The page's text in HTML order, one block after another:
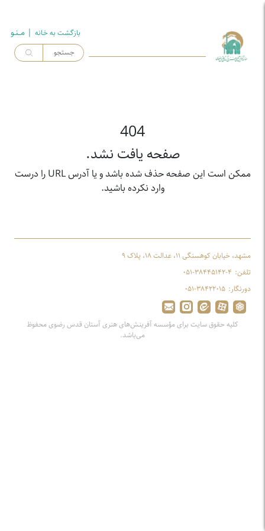
بازگشت به خـانه | مــنـو
404
صفحه یافت نشد.
ممکن است این صفحه حذف شده باشد و یا آدرس URL را درست
وارد نکرده باشید.
مشهد، خیابان کوهسنگی ۱۱، عدالت ۱۸، پلاک ۹
تلفن: ۰۵۱-۳۸۴۴۵۱۴۲-۴
دورنگار: ۰۵۱-۳۸۴۲۲۰۱۵
کلیه حقوق سایت برای مؤسسه آفرینش‌های هنری آستان قدس رضوی محفوظ
می‌باشد.